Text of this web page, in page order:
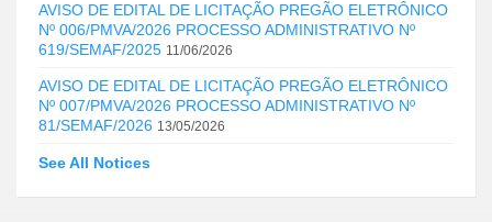
AVISO DE EDITAL DE LICITAÇÃO PREGÃO ELETRÔNICO
Nº 006/PMVA/2026 PROCESSO ADMINISTRATIVO Nº
619/SEMAF/2025 11/06/2026
AVISO DE EDITAL DE LICITAÇÃO PREGÃO ELETRÔNICO
Nº 007/PMVA/2026 PROCESSO ADMINISTRATIVO Nº
81/SEMAF/2026 13/05/2026
See All Notices